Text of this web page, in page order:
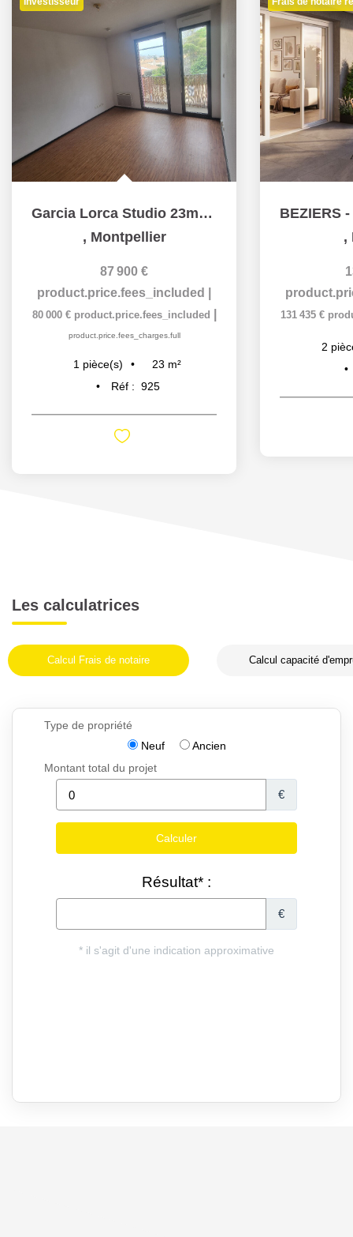
Garcia Lorca Studio 23m² +Balcon+Parking Sous-sol
, Montpellier
87 900 €
product.price.fees_included
80 000 € product.price.fees_included
product.price.fees_charges.full
1 pièce(s) 23 m²
Réf : 925
,
131 435 €
2
Les calculatrices
Calcul Frais de notaire Calcul capacité